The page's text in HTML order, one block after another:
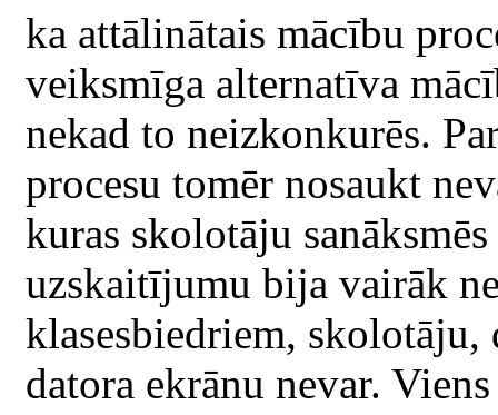
ka attālinātais mācību
veiksmīga alternatīva
nekad to neizkonkurēs.
procesu tomēr nosaukt
kuras skolotāju
uzskaitījumu bija vairāk
klasesbiedriem, skolotāju,
datora ekrānu nevar.